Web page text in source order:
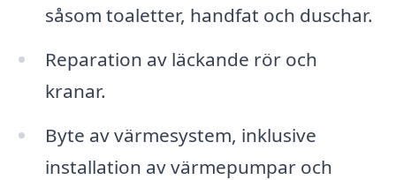
såsom toaletter, handfat och duschar.
Reparation av läckande rör och
kranar.
Byte av värmesystem, inklusive
installation av värmepumpar och